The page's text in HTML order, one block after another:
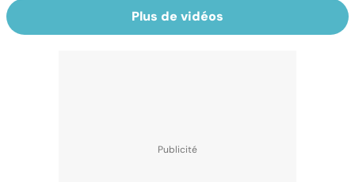
Plus de vidéos